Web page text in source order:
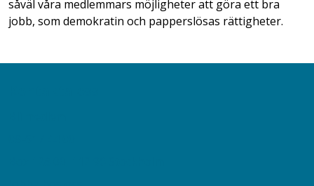
såväl våra medlemmars möjligheter att göra ett bra
jobb, som demokratin och papperslösas rättigheter.